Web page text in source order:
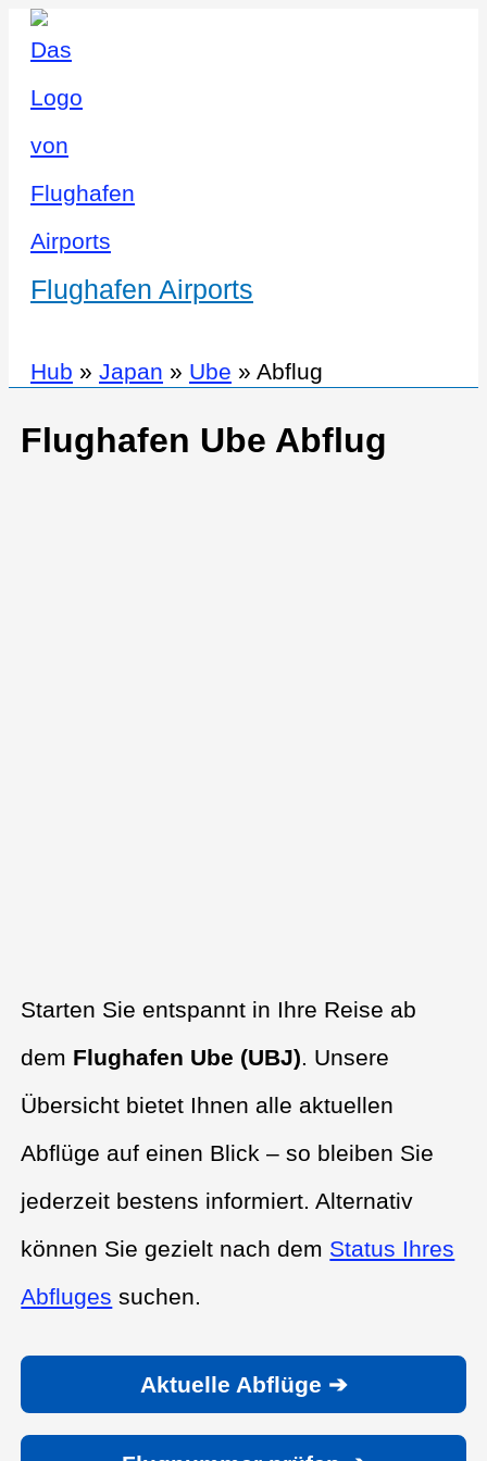
Flughafen Airports
Hub » Japan » Ube » Abflug
Flughafen Ube Abflug
Starten Sie entspannt in Ihre Reise ab
dem Flughafen Ube (UBJ). Unsere
Übersicht bietet Ihnen alle aktuellen
Abflüge auf einen Blick – so bleiben Sie
jederzeit bestens informiert. Alternativ
können Sie gezielt nach dem Status Ihres
Abfluges suchen.
Aktuelle Abflüge ➔